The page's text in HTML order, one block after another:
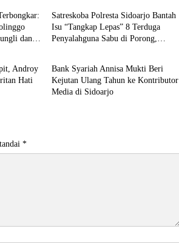
dan
Satreskoba Polresta Sidoarjo Bantah
Isu “Tangkap Lepas” 8 Terduga
Penyalahguna Sabu di Porong,
Androy
Hati
Berita
Bank Syariah Annisa Mukti Beri
Kejutan Ulang Tahun ke Kontributor
Media di Sidoarjo
*